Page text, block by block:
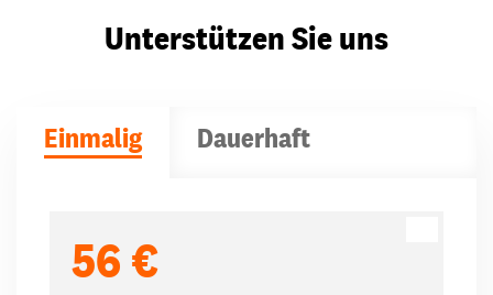
Unterstützen Sie uns
Einmalig Dauerhaft
56 €